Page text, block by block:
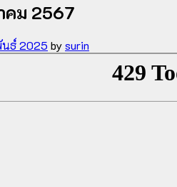
คม 2567
ธ์ 2025 bysurin